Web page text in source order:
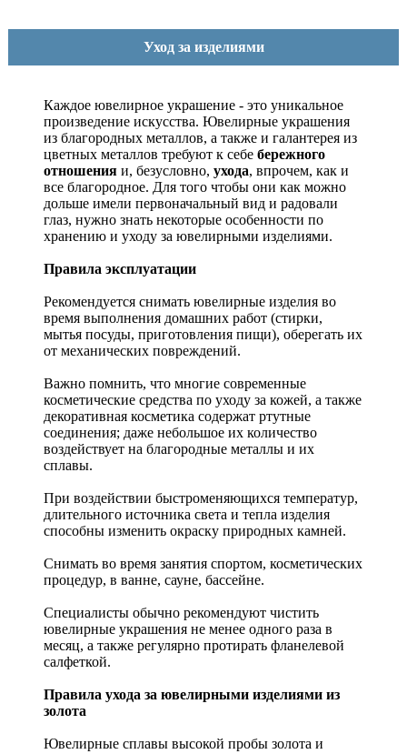
Уход за изделиями
Каждое ювелирное украшение - это уникальное
произведение искусства. Ювелирные украшения
из благородных металлов, а также и галантерея из
цветных металлов требуют к себе бережного
отношения и, безусловно, ухода, впрочем, как и
все благородное. Для того чтобы они как можно
дольше имели первоначальный вид и радовали
глаз, нужно знать некоторые особенности по
хранению и уходу за ювелирными изделиями.
Правила эксплуатации
Рекомендуется снимать ювелирные изделия во
время выполнения домашних работ (стирки,
мытья посуды, приготовления пищи), оберегать их
от механических повреждений.
Важно помнить, что многие современные
косметические средства по уходу за кожей, а также
декоративная косметика содержат ртутные
соединения; даже небольшое их количество
воздействует на благородные металлы и их
сплавы.
При воздействии быстроменяющихся температур,
длительного источника света и тепла изделия
способны изменить окраску природных камней.
Снимать во время занятия спортом, косметических
процедур, в ванне, сауне, бассейне.
Специалисты обычно рекомендуют чистить
ювелирные украшения не менее одного раза в
месяц, а также регулярно протирать фланелевой
салфеткой.
Правила ухода за ювелирными изделиями из
золота
Ювелирные сплавы высокой пробы золота и